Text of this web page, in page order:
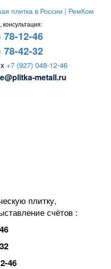
78-12-46
78-42-32
+7 (927) 048-12-46
metall.ru
плитку,
счётов :
46